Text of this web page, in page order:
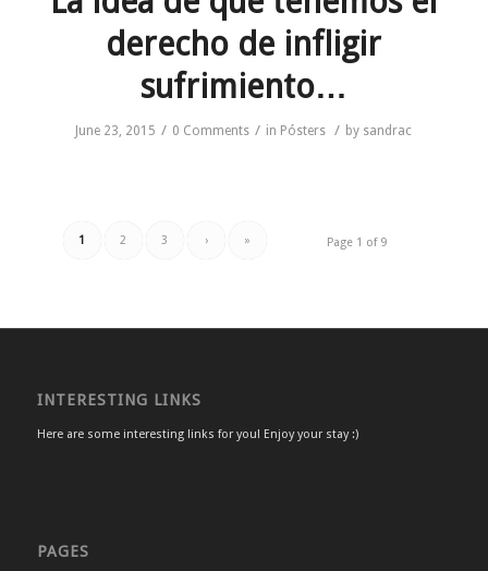
derecho de infligir
sufrimiento…
June 23, 2015 / 0 Comments / in Pósters / by sandrac
Page 1 of 9
1 2 3 › »
INTERESTING LINKS
Here are some interesting links for you! Enjoy your stay :)
PAGES